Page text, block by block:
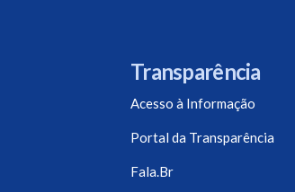
Transparência
Acesso à Informação
Portal da Transparência
Fala.Br